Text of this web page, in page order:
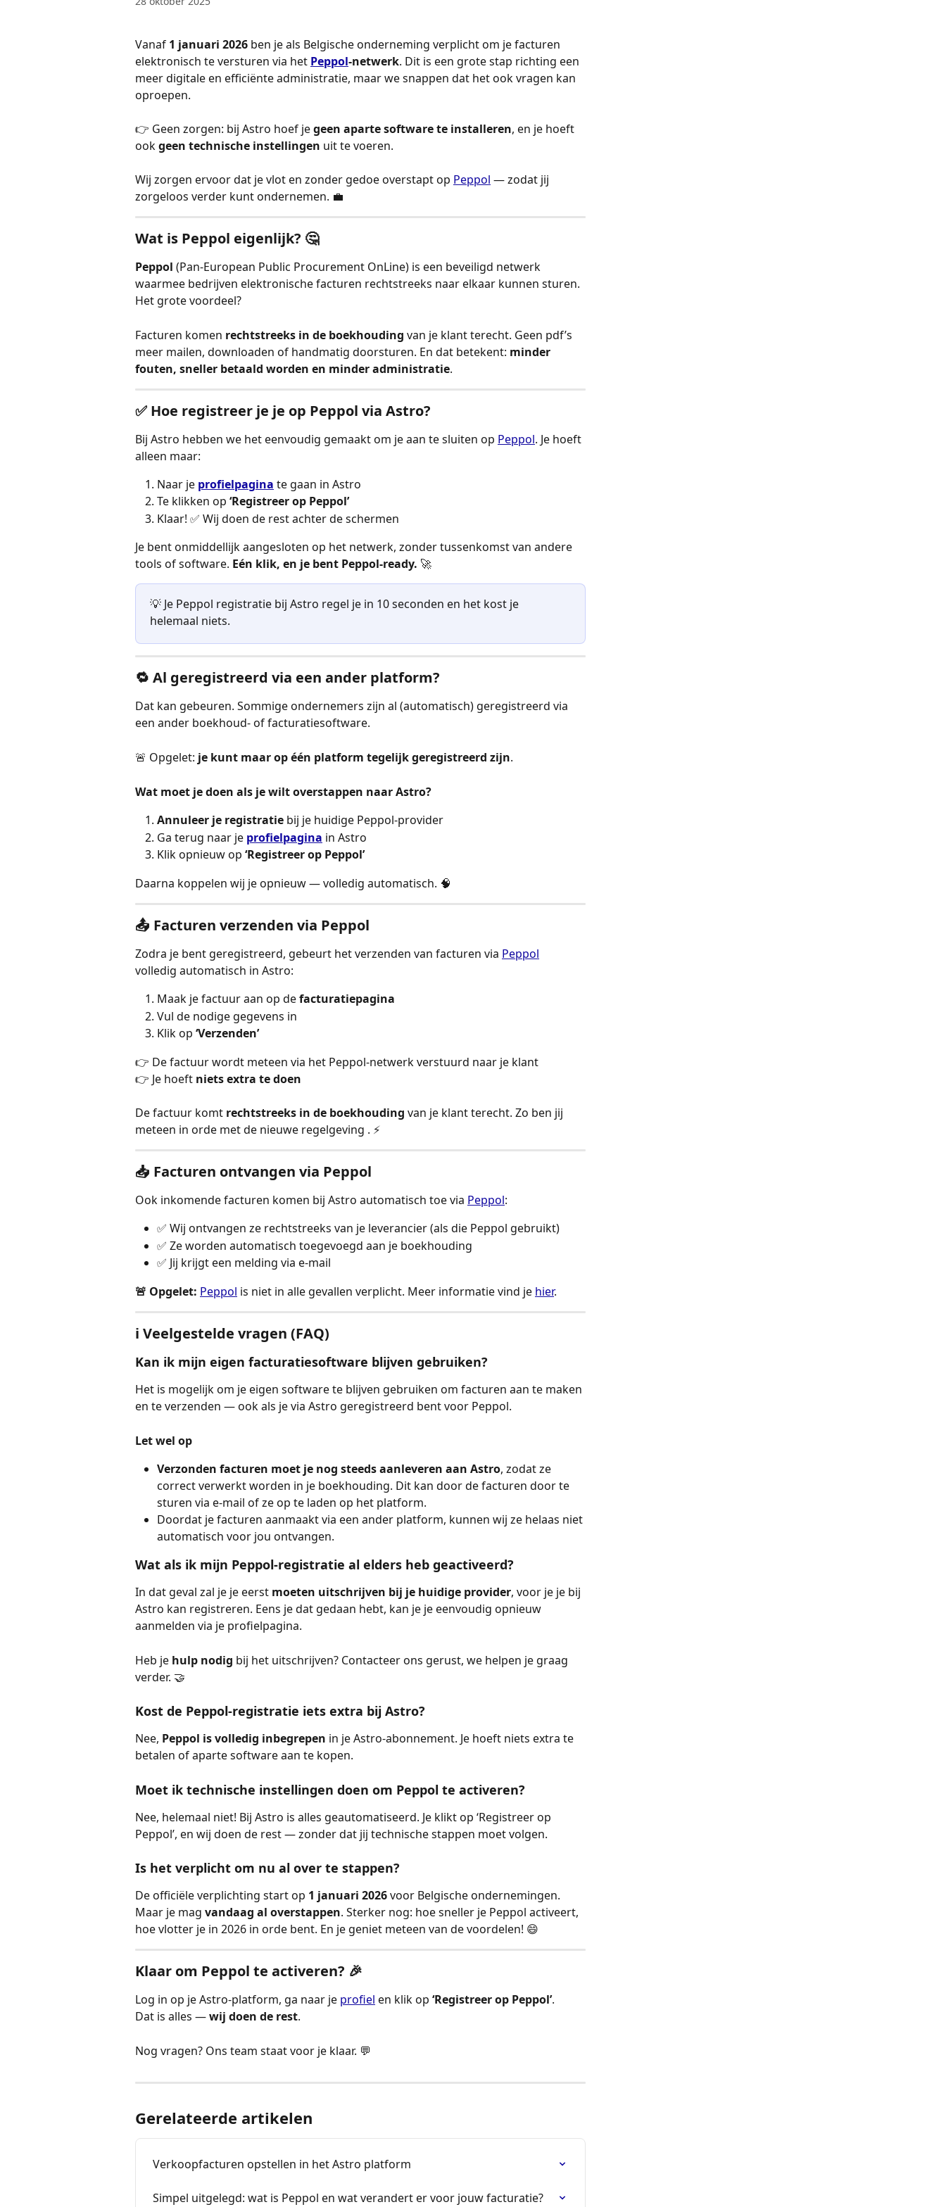
Vanaf 1 januari 2026 ben je als Belgische onderneming verplicht om je facturen
elektronisch te versturen via het Peppol-netwerk. Dit is een grote stap richting een
meer digitale en efficiënte administratie, maar we snappen dat het ook vragen kan
oproepen.
👉 Geen zorgen: bij Astro hoef je geen aparte software te installeren, en je hoeft
ook geen technische instellingen uit te voeren.
Wij zorgen ervoor dat je vlot en zonder gedoe overstapt op Peppol — zodat jij
zorgeloos verder kunt ondernemen. 💼
Wat is Peppol eigenlijk? 🤔
Peppol (Pan-European Public Procurement OnLine) is een beveiligd netwerk
waarmee bedrijven elektronische facturen rechtstreeks naar elkaar kunnen sturen.
Het grote voordeel?
Facturen komen rechtstreeks in de boekhouding van je klant terecht. Geen pdf’s
meer mailen, downloaden of handmatig doorsturen. En dat betekent: minder
fouten, sneller betaald worden en minder administratie.
✅ Hoe registreer je je op Peppol via Astro?
Bij Astro hebben we het eenvoudig gemaakt om je aan te sluiten op Peppol. Je hoeft
alleen maar:
Naar je profielpagina te gaan in Astro
Te klikken op ‘Registreer op Peppol’
Klaar! ✅ Wij doen de rest achter de schermen
Je bent onmiddellijk aangesloten op het netwerk, zonder tussenkomst van andere
tools of software. Eén klik, en je bent Peppol-ready. 🚀
💡 Je Peppol registratie bij Astro regel je in 10 seconden en het kost je
helemaal niets.
🔁 Al geregistreerd via een ander platform?
Dat kan gebeuren. Sommige ondernemers zijn al (automatisch) geregistreerd via
een ander boekhoud- of facturatiesoftware.
🚨 Opgelet: je kunt maar op één platform tegelijk geregistreerd zijn.
Wat moet je doen als je wilt overstappen naar Astro?
Annuleer je registratie bij je huidige Peppol-provider
Ga terug naar je profielpagina in Astro
Klik opnieuw op ‘Registreer op Peppol’
Daarna koppelen wij je opnieuw — volledig automatisch. 🧠
📤 Facturen verzenden via Peppol
Zodra je bent geregistreerd, gebeurt het verzenden van facturen via Peppol
volledig automatisch in Astro:
Maak je factuur aan op de facturatiepagina
Vul de nodige gegevens in
Klik op ‘Verzenden’
👉 De factuur wordt meteen via het Peppol-netwerk verstuurd naar je klant
👉 Je hoeft niets extra te doen
De factuur komt rechtstreeks in de boekhouding van je klant terecht. Zo ben jij
meteen in orde met de nieuwe regelgeving . ⚡
📥 Facturen ontvangen via Peppol
Ook inkomende facturen komen bij Astro automatisch toe via Peppol:
✅ Wij ontvangen ze rechtstreeks van je leverancier (als die Peppol gebruikt)
✅ Ze worden automatisch toegevoegd aan je boekhouding
✅ Jij krijgt een melding via e-mail
🚨 Opgelet: Peppol is niet in alle gevallen verplicht. Meer informatie vind je hier.
ℹ️ Veelgestelde vragen (FAQ)
Kan ik mijn eigen facturatiesoftware blijven gebruiken?
Het is mogelijk om je eigen software te blijven gebruiken om facturen aan te maken
en te verzenden — ook als je via Astro geregistreerd bent voor Peppol.
Let wel op
Verzonden facturen moet je nog steeds aanleveren aan Astro, zodat ze
correct verwerkt worden in je boekhouding. Dit kan door de facturen door te
sturen via e-mail of ze op te laden op het platform.
Doordat je facturen aanmaakt via een ander platform, kunnen wij ze helaas niet
automatisch voor jou ontvangen.
Wat als ik mijn Peppol-registratie al elders heb geactiveerd?
In dat geval zal je je eerst moeten uitschrijven bij je huidige provider, voor je je bij
Astro kan registreren. Eens je dat gedaan hebt, kan je je eenvoudig opnieuw
aanmelden via je profielpagina.
Heb je hulp nodig bij het uitschrijven? Contacteer ons gerust, we helpen je graag
verder. 🤝
Kost de Peppol-registratie iets extra bij Astro?
Nee, Peppol is volledig inbegrepen in je Astro-abonnement. Je hoeft niets extra te
betalen of aparte software aan te kopen.
Moet ik technische instellingen doen om Peppol te activeren?
Nee, helemaal niet! Bij Astro is alles geautomatiseerd. Je klikt op ‘Registreer op
Peppol’, en wij doen de rest — zonder dat jij technische stappen moet volgen.
Is het verplicht om nu al over te stappen?
De officiële verplichting start op 1 januari 2026 voor Belgische ondernemingen.
Maar je mag vandaag al overstappen. Sterker nog: hoe sneller je Peppol activeert,
hoe vlotter je in 2026 in orde bent. En je geniet meteen van de voordelen! 😄
Klaar om Peppol te activeren? 🎉
Log in op je Astro-platform, ga naar je profiel en klik op ‘Registreer op Peppol’.
Dat is alles — wij doen de rest.
Nog vragen? Ons team staat voor je klaar. 💬
Gerelateerde artikelen
Verkoopfacturen opstellen in het Astro platform
Simpel uitgelegd: wat is Peppol en wat verandert er voor jouw facturatie?